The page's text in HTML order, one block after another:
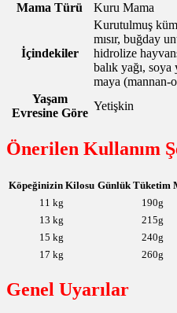
Mama Türü
Kuru Mama
İçindekiler
Kurutulmuş
mısır, buğday
hidrolize
balık yağı,
maya (mannan-
Yaşam
Evresine Göre
Yetişkin
Önerilen Kullanım
Köpeğinizin Kilosu Günlük Tüketim
11 kg
190g
13 kg
215g
15 kg
240g
17 kg
260g
Genel Uyarılar